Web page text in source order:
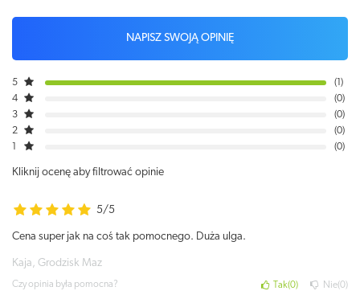
NAPISZ SWOJĄ OPINIĘ
5
1
4
0
3
0
2
0
0
Kliknij ocenę aby filtrować opinie
5/5
Cena super jak na coś tak pomocnego. Duża ulga.
Kaja, Grodzisk Maz
Czy opinia była pomocna? Tak 0 Nie 0